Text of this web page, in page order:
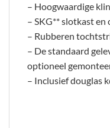
– Hoogwaardige
– SKG** slotkast
– Rubberen
– De standaard
optioneel
– Inclusief douglas